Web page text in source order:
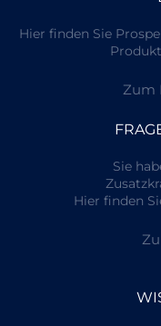
Hier finden Sie
Zum
Sie
Hier finden